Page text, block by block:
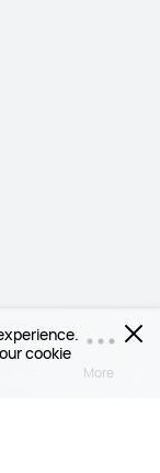
cookie
More